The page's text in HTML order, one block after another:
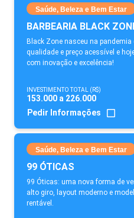
Saúde, Beleza e Bem Estar
BARBEARIA BLACK
Black Zone nasceu na
qualidade e preço acessível e
com inovação e excelência!
INVESTIMENTO TOTAL (R$)
153.000 a 226.000
Pedir Informações
Saúde, Beleza e Bem Estar
99 ÓTICAS
99 Óticas: uma nova forma de
alto giro, layout moderno e
rentável.